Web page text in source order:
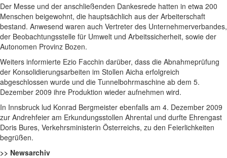
Der Messe und der anschließenden Dankesrede hatten in etwa 200
Menschen beigewohnt, die hauptsächlich aus der Arbeiterschaft
bestand. Anwesend waren auch Vertreter des Unternehmerverbandes,
der Beobachtungsstelle für Umwelt und Arbeitssicherheit, sowie der
Autonomen Provinz Bozen.
Weiters informierte Ezio Facchin darüber, dass die Abnahmeprüfung
der Konsolidierungsarbeiten im Stollen Aicha erfolgreich
abgeschlossen wurde und die Tunnelbohrmaschine ab dem 5.
Dezember 2009 ihre Produktion wieder aufnehmen wird.
In Innsbruck lud Konrad Bergmeister ebenfalls am 4. Dezember 2009
zur Andrehfeier am Erkundungsstollen Ahrental und durfte Ehrengast
Doris Bures, Verkehrsministerin Österreichs, zu den Feierlichkeiten
begrüßen.
>> Newsarchiv